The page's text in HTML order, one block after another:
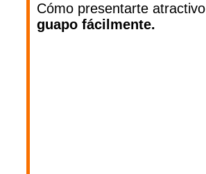
Cómo presentarte atractivo
guapo fácilmente.